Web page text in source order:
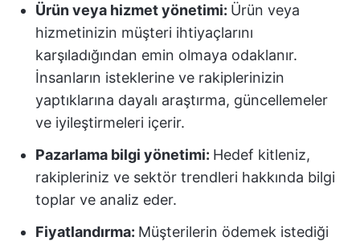
Ürün veya hizmet yönetimi: Ürün veya
hizmetinizin müşteri ihtiyaçlarını
karşıladığından emin olmaya odaklanır.
İnsanların isteklerine ve rakiplerinizin
yaptıklarına dayalı araştırma, güncellemeler
ve iyileştirmeleri içerir.
Pazarlama bilgi yönetimi: Hedef kitleniz,
rakipleriniz ve sektör trendleri hakkında bilgi
toplar ve analiz eder.
Fiyatlandırma: Müşterilerin ödemek istediği